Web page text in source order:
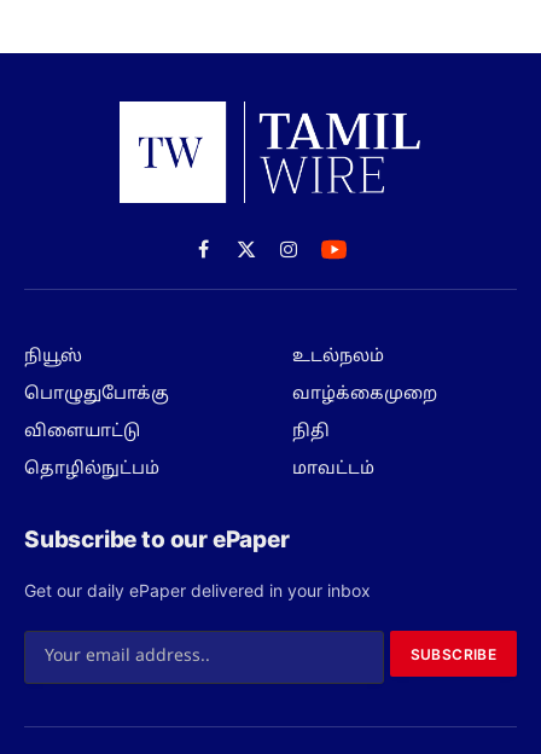
Facebook
X
(Twitter)
Instagram
நியூஸ்
பொழுதுபோக்கு
விளையாட்டு
தொழில்நுட்பம்
உடல்நலம்
வாழ்க்கைமுறை
நிதி
மாவட்டம்
Subscribe to our ePaper
Get our daily ePaper delivered in your inbox
SUBSCRIBE